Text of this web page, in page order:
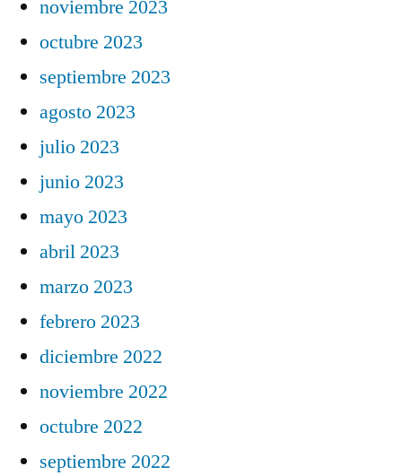
noviembre 2023
octubre 2023
septiembre 2023
agosto 2023
julio 2023
junio 2023
mayo 2023
abril 2023
marzo 2023
febrero 2023
diciembre 2022
noviembre 2022
octubre 2022
septiembre 2022